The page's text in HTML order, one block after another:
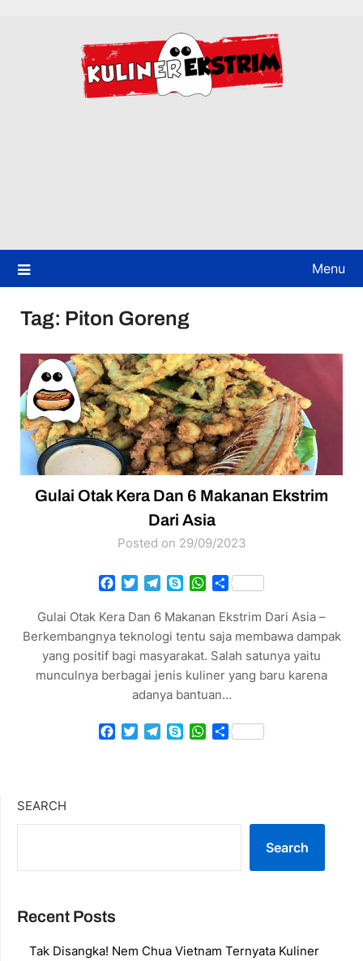
Menu
Tag: Piton Goreng
Gulai Otak Kera Dan 6 Makanan Ekstrim
Dari Asia
Posted on 29/09/2023
Facebook
TwitterTelegram
SkypeWhatsApp
Share
Gulai Otak Kera Dan 6 Makanan Ekstrim Dari Asia –
Berkembangnya teknologi tentu saja membawa dampak
yang positif bagi masyarakat. Salah satunya yaitu
munculnya berbagai jenis kuliner yang baru karena
adanya bantuan…
Facebook
TwitterTelegram
SkypeWhatsApp
Share
SEARCH
Search
Recent Posts
Tak Disangka! Nem Chua Vietnam Ternyata Kuliner